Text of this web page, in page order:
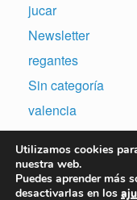
jucar
Newsletter
regantes
Sin categoría
valencia
Utilizamos cookies
nuestra web.
Puedes aprender más
desactivarlas en los